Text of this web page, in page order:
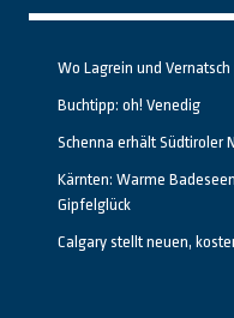
Wo Lagrein und
Buchtipp: oh! Venedig
Schenna erhält Südtiroler
Kärnten: Warme
Gipfelglück
Calgary stellt neuen,